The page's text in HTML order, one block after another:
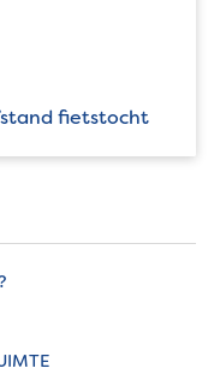
fietstocht